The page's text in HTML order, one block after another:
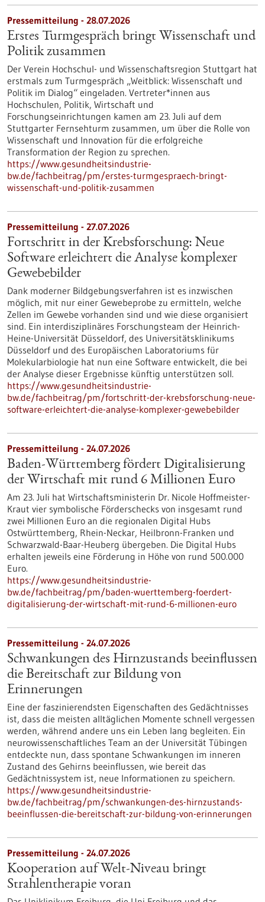
Pressemitteilung - 28.07.2026
Erstes Turmgespräch bringt Wissenschaft und
Politik zusammen
Der Verein Hochschul- und Wissenschaftsregion Stuttgart hat
erstmals zum Turmgespräch „Weitblick: Wissenschaft und
Politik im Dialog“ eingeladen. Vertreter*innen aus
Hochschulen, Politik, Wirtschaft und
Forschungseinrichtungen kamen am 23. Juli auf dem
Stuttgarter Fernsehturm zusammen, um über die Rolle von
Wissenschaft und Innovation für die erfolgreiche
Transformation der Region zu sprechen.
https://www.gesundheitsindustrie-
bw.de/fachbeitrag/pm/erstes-turmgespraech-bringt-
wissenschaft-und-politik-zusammen
Pressemitteilung - 27.07.2026
Fortschritt in der Krebsforschung: Neue
Software erleichtert die Analyse komplexer
Gewebebilder
Dank moderner Bildgebungsverfahren ist es inzwischen
möglich, mit nur einer Gewebeprobe zu ermitteln, welche
Zellen im Gewebe vorhanden sind und wie diese organisiert
sind. Ein interdisziplinäres Forschungsteam der Heinrich-
Heine-Universität Düsseldorf, des Universitätsklinikums
Düsseldorf und des Europäischen Laboratoriums für
Molekularbiologie hat nun eine Software entwickelt, die bei
der Analyse dieser Ergebnisse künftig unterstützen soll.
https://www.gesundheitsindustrie-
bw.de/fachbeitrag/pm/fortschritt-der-krebsforschung-neue-
software-erleichtert-die-analyse-komplexer-gewebebilder
Pressemitteilung - 24.07.2026
Baden-Württemberg fördert Digitalisierung
der Wirtschaft mit rund 6 Millionen Euro
Am 23. Juli hat Wirtschaftsministerin Dr. Nicole Hoffmeister-
Kraut vier symbolische Förderschecks von insgesamt rund
zwei Millionen Euro an die regionalen Digital Hubs
Ostwürttemberg, Rhein-Neckar, Heilbronn-Franken und
Schwarzwald-Baar-Heuberg übergeben. Die Digital Hubs
erhalten jeweils eine Förderung in Höhe von rund 500.000
Euro.
https://www.gesundheitsindustrie-
bw.de/fachbeitrag/pm/baden-wuerttemberg-foerdert-
digitalisierung-der-wirtschaft-mit-rund-6-millionen-euro
Pressemitteilung - 24.07.2026
Schwankungen des Hirnzustands beeinflussen
die Bereitschaft zur Bildung von
Erinnerungen
Eine der faszinierendsten Eigenschaften des Gedächtnisses
ist, dass die meisten alltäglichen Momente schnell vergessen
werden, während andere uns ein Leben lang begleiten. Ein
neurowissenschaftliches Team an der Universität Tübingen
entdeckte nun, dass spontane Schwankungen im inneren
Zustand des Gehirns beeinflussen, wie bereit das
Gedächtnissystem ist, neue Informationen zu speichern.
https://www.gesundheitsindustrie-
bw.de/fachbeitrag/pm/schwankungen-des-hirnzustands-
beeinflussen-die-bereitschaft-zur-bildung-von-erinnerungen
Pressemitteilung - 24.07.2026
Kooperation auf Welt-Niveau bringt
Strahlentherapie voran